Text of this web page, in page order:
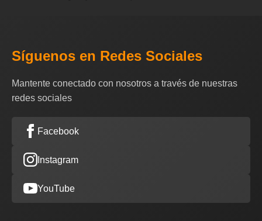
Síguenos en Redes Sociales
Mantente conectado con nosotros a través de nuestras
redes sociales
Facebook
Instagram
YouTube